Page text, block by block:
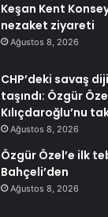
Keşan Kent
nezaket ziyareti
Ağustos 8, 2026
CHP’deki savaş
taşındı: Özgür
Kılıçdaroğlu’nu
Ağustos 8, 2026
Özgür Özel’e ilk
Bahçeli’den
Ağustos 8, 2026